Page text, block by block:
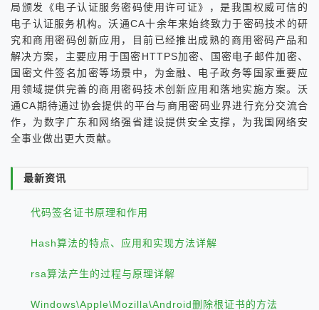
局颁发《电子认证服务密码使用许可证》，是我国权威可信的
电子认证服务机构。沃通CA十余年来始终致力于密码技术的研
究和商用密码创新应用，目前已经推出成熟的商用密码产品和
解决方案，主要应用于国密HTTPS加密、国密电子邮件加密、
国密文件签名加密等场景中，为金融、电子政务等国家重要应
用领域提供完善的商用密码技术创新应用和落地实施方案。沃
通CA期待通过协会提供的平台与商用密码业界进行充分交流合
作，为数字广东和网络强省建设提供安全支撑，为我国网络安
全事业做出更大贡献。
最新资讯
代码签名证书原理和作用
Hash算法的特点、应用和实现方法详解
rsa算法产生的过程与原理详解
Windows\Apple\Mozilla\Android删除根证书的方法